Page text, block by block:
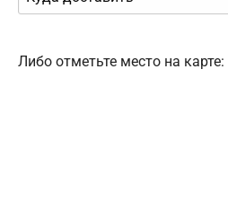
Либо отметьте место на карте: